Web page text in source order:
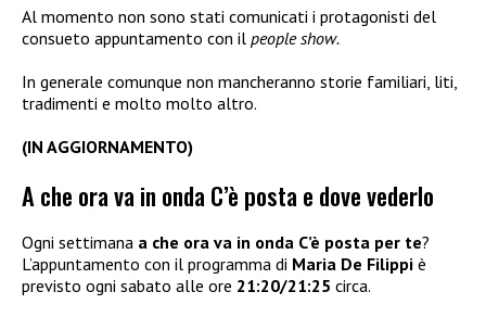
Al momento non sono stati comunicati i protagonisti del
consueto appuntamento con il people show.
In generale comunque non mancheranno storie familiari, liti,
tradimenti e molto molto altro.
(IN AGGIORNAMENTO)
A che ora va in onda C’è posta e dove vederlo
Ogni settimana a che ora va in onda C’è posta per te?
L’appuntamento con il programma di Maria De Filippi è
previsto ogni sabato alle ore 21:20/21:25 circa.